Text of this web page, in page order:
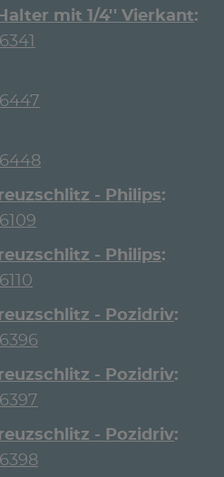
mit 1/4'' Vierkant
- Philips
- Philips
- Pozidriv
- Pozidriv
- Pozidriv